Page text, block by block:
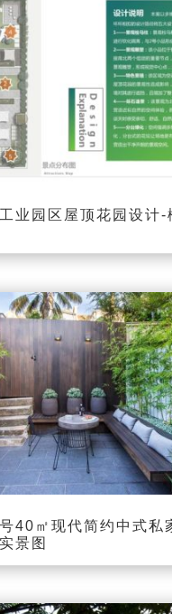
业园区屋顶花园设计-
40㎡现代简约中式私
景图